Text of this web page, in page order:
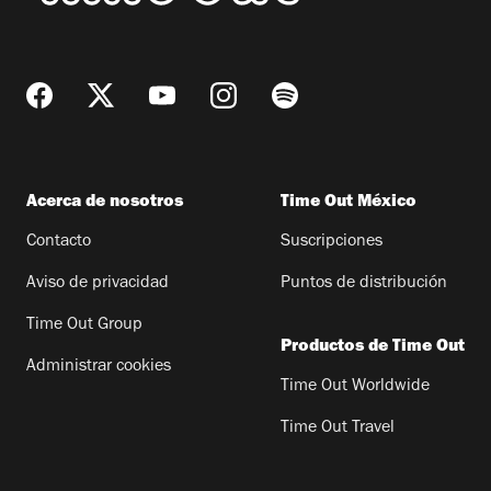
Acerca de nosotros
Contacto
Aviso de privacidad
Time Out Group
Administrar cookies
Time Out México
Suscripciones
Puntos de distribución
Productos de Time Out
Time Out Worldwide
Time Out Travel